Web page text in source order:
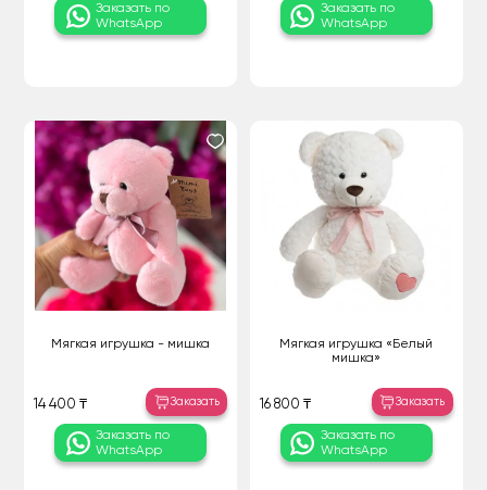
Заказать по
WhatsApp
Заказать по
WhatsApp
Мягкая игрушка - мишка
14 400 ₸ Заказать
Заказать по
WhatsApp
Мягкая игрушка «Белый
мишка»
16 800 ₸ Заказать
Заказать по
WhatsApp